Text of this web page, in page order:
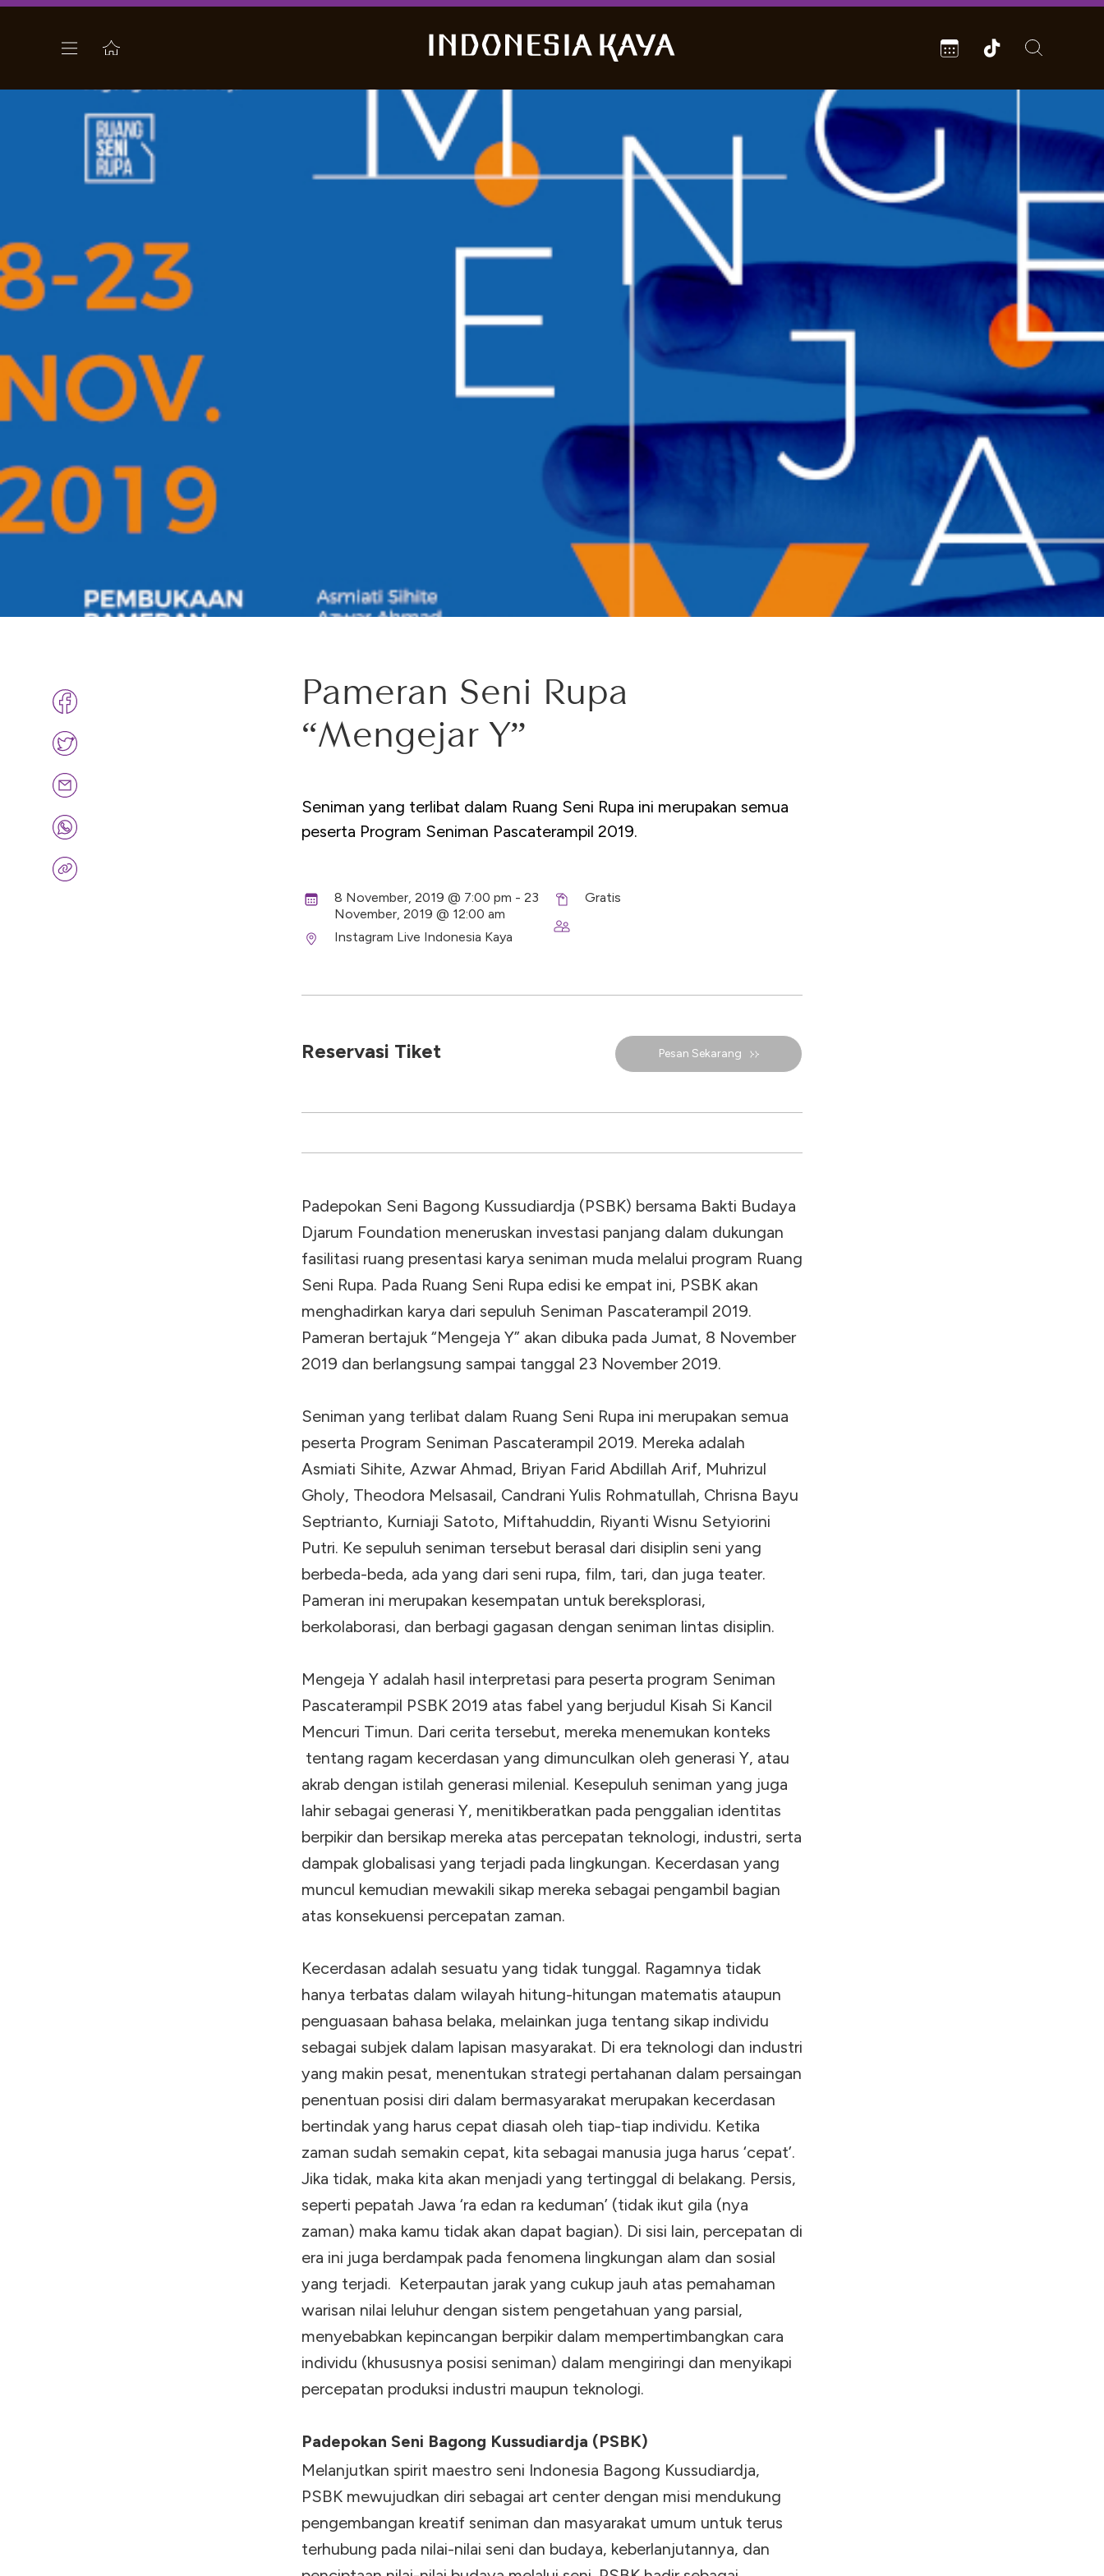
Pameran Seni Rupa
“Mengejar Y”
Seniman yang terlibat dalam Ruang Seni Rupa ini merupakan semua
peserta Program Seniman Pascaterampil 2019.
8 November, 2019 @ 7:00 pm - 23
November, 2019 @ 12:00 am
Instagram Live Indonesia Kaya
Gratis
Reservasi Tiket Pesan Sekarang
Padepokan Seni Bagong Kussudiardja (PSBK) bersama Bakti Budaya
Djarum Foundation meneruskan investasi panjang dalam dukungan
fasilitasi ruang presentasi karya seniman muda melalui program Ruang
Seni Rupa. Pada Ruang Seni Rupa edisi ke empat ini, PSBK akan
menghadirkan karya dari sepuluh Seniman Pascaterampil 2019.
Pameran bertajuk “Mengeja Y” akan dibuka pada Jumat, 8 November
2019 dan berlangsung sampai tanggal 23 November 2019.
Seniman yang terlibat dalam Ruang Seni Rupa ini merupakan semua
peserta Program Seniman Pascaterampil 2019. Mereka adalah
Asmiati Sihite, Azwar Ahmad, Briyan Farid Abdillah Arif, Muhrizul
Gholy, Theodora Melsasail, Candrani Yulis Rohmatullah, Chrisna Bayu
Septrianto, Kurniaji Satoto, Miftahuddin, Riyanti Wisnu Setyiorini
Putri. Ke sepuluh seniman tersebut berasal dari disiplin seni yang
berbeda-beda, ada yang dari seni rupa, film, tari, dan juga teater.
Pameran ini merupakan kesempatan untuk bereksplorasi,
berkolaborasi, dan berbagi gagasan dengan seniman lintas disiplin.
Mengeja Y adalah hasil interpretasi para peserta program Seniman
Pascaterampil PSBK 2019 atas fabel yang berjudul Kisah Si Kancil
Mencuri Timun. Dari cerita tersebut, mereka menemukan konteks
tentang ragam kecerdasan yang dimunculkan oleh generasi Y, atau
akrab dengan istilah generasi milenial. Kesepuluh seniman yang juga
lahir sebagai generasi Y, menitikberatkan pada penggalian identitas
berpikir dan bersikap mereka atas percepatan teknologi, industri, serta
dampak globalisasi yang terjadi pada lingkungan. Kecerdasan yang
muncul kemudian mewakili sikap mereka sebagai pengambil bagian
atas konsekuensi percepatan zaman.
Kecerdasan adalah sesuatu yang tidak tunggal. Ragamnya tidak
hanya terbatas dalam wilayah hitung-hitungan matematis ataupun
penguasaan bahasa belaka, melainkan juga tentang sikap individu
sebagai subjek dalam lapisan masyarakat. Di era teknologi dan industri
yang makin pesat, menentukan strategi pertahanan dalam persaingan
penentuan posisi diri dalam bermasyarakat merupakan kecerdasan
bertindak yang harus cepat diasah oleh tiap-tiap individu. Ketika
zaman sudah semakin cepat, kita sebagai manusia juga harus ‘cepat’.
Jika tidak, maka kita akan menjadi yang tertinggal di belakang. Persis,
seperti pepatah Jawa ‘ra edan ra keduman’ (tidak ikut gila (nya
zaman) maka kamu tidak akan dapat bagian). Di sisi lain, percepatan di
era ini juga berdampak pada fenomena lingkungan alam dan sosial
yang terjadi. Keterpautan jarak yang cukup jauh atas pemahaman
warisan nilai leluhur dengan sistem pengetahuan yang parsial,
menyebabkan kepincangan berpikir dalam mempertimbangkan cara
individu (khususnya posisi seniman) dalam mengiringi dan menyikapi
percepatan produksi industri maupun teknologi.
Padepokan Seni Bagong Kussudiardja (PSBK)
Melanjutkan spirit maestro seni Indonesia Bagong Kussudiardja,
PSBK mewujudkan diri sebagai art center dengan misi mendukung
pengembangan kreatif seniman dan masyarakat umum untuk terus
terhubung pada nilai-nilai seni dan budaya, keberlanjutannya, dan